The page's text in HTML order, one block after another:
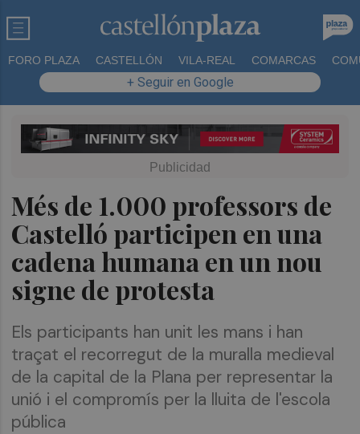
FORO PLAZA CASTELLÓN VILA-REAL COMARCAS
+ Seguir en Google
Més de 1.000 professors de
Castelló participen en una
cadena humana en un nou
signe de protesta
Els participants han unit les mans i han
traçat el recorregut de la muralla medieval
de la capital de la Plana per representar la
unió i el compromís per la lluita de l'escola
pública